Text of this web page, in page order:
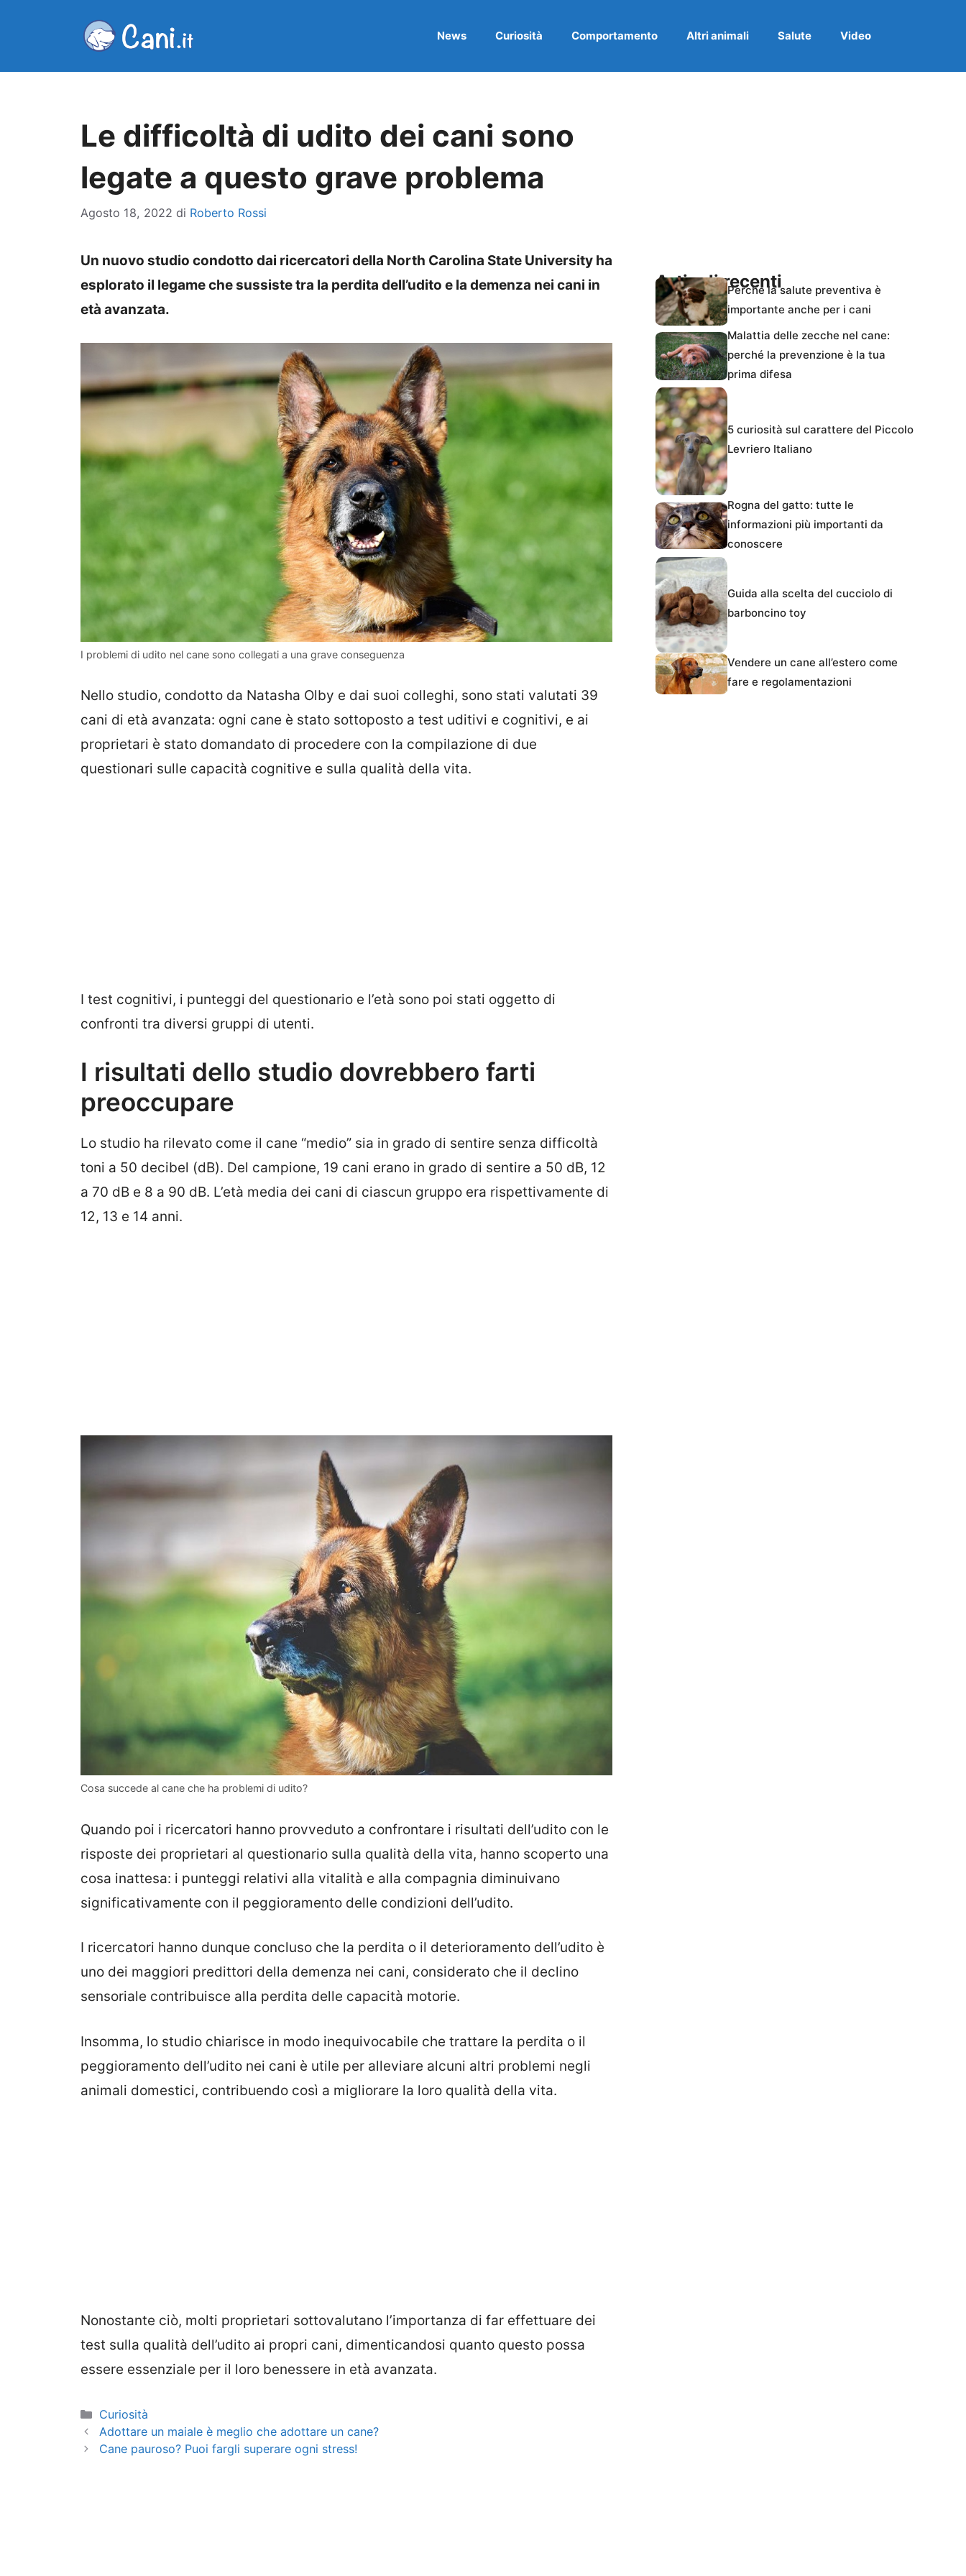
News Curiosità Comportamento Altri animali Salute Video
Le difficoltà di udito dei cani sono
legate a questo grave problema
Agosto 18, 2022 di Roberto Rossi
Un nuovo studio condotto dai ricercatori della North Carolina State University ha
esplorato il legame che sussiste tra la perdita dell’udito e la demenza nei cani in
età avanzata.
I problemi di udito nel cane sono collegati a una grave conseguenza
Nello studio, condotto da Natasha Olby e dai suoi colleghi, sono stati valutati 39
cani di età avanzata: ogni cane è stato sottoposto a test uditivi e cognitivi, e ai
proprietari è stato domandato di procedere con la compilazione di due
questionari sulle capacità cognitive e sulla qualità della vita.
I test cognitivi, i punteggi del questionario e l’età sono poi stati oggetto di
confronti tra diversi gruppi di utenti.
I risultati dello studio dovrebbero farti
preoccupare
Lo studio ha rilevato come il cane “medio” sia in grado di sentire senza difficoltà
toni a 50 decibel (dB). Del campione, 19 cani erano in grado di sentire a 50 dB, 12
a 70 dB e 8 a 90 dB. L’età media dei cani di ciascun gruppo era rispettivamente di
12, 13 e 14 anni.
Cosa succede al cane che ha problemi di udito?
Quando poi i ricercatori hanno provveduto a confrontare i risultati dell’udito con le
risposte dei proprietari al questionario sulla qualità della vita, hanno scoperto una
cosa inattesa: i punteggi relativi alla vitalità e alla compagnia diminuivano
significativamente con il peggioramento delle condizioni dell’udito.
I ricercatori hanno dunque concluso che la perdita o il deterioramento dell’udito è
uno dei maggiori predittori della demenza nei cani, considerato che il declino
sensoriale contribuisce alla perdita delle capacità motorie.
Insomma, lo studio chiarisce in modo inequivocabile che trattare la perdita o il
peggioramento dell’udito nei cani è utile per alleviare alcuni altri problemi negli
animali domestici, contribuendo così a migliorare la loro qualità della vita.
Nonostante ciò, molti proprietari sottovalutano l’importanza di far effettuare dei
test sulla qualità dell’udito ai propri cani, dimenticandosi quanto questo possa
essere essenziale per il loro benessere in età avanzata.
Categorie
Curiosità
Adottare un maiale è meglio che adottare un cane?
Cane pauroso? Puoi fargli superare ogni stress!
Articoli recentiPerché la salute preventiva è
importante anche per i cani
Malattia delle zecche nel cane:
perché la prevenzione è la tua
prima difesa
5 curiosità sul carattere del Piccolo
Levriero Italiano
Rogna del gatto: tutte le
informazioni più importanti da
conoscere
Guida alla scelta del cucciolo di
barboncino toy
Vendere un cane all’estero come
fare e regolamentazioni